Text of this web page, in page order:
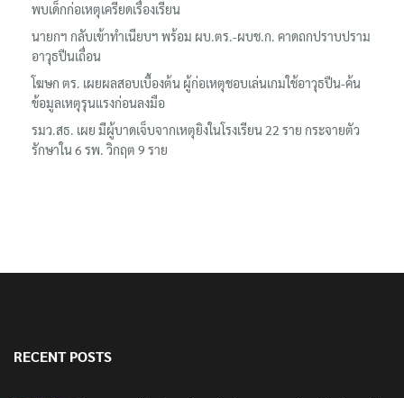
พบเด็กก่อเหตุเครียดเรื่องเรียน
นายกฯ กลับเข้าทำเนียบฯ พร้อม ผบ.ตร.-ผบช.ก. คาดถกปราบปราม
อาวุธปืนเถื่อน
โฆษก ตร. เผยผลสอบเบื้องต้น ผู้ก่อเหตุชอบเล่นเกมใช้อาวุธปืน-ค้น
ข้อมูลเหตุรุนแรงก่อนลงมือ
รมว.สธ. เผย มีผู้บาดเจ็บจากเหตุยิงในโรงเรียน 22 ราย กระจายตัว
รักษาใน 6 รพ. วิกฤต 9 ราย
RECENT POSTS